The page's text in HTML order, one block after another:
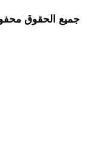
جميع الحقوق